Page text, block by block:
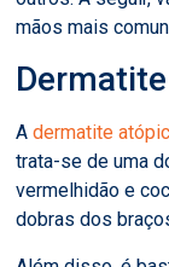
mãos mais
Adermatite
trata-se de uma
vermelhidão e
dobras dos